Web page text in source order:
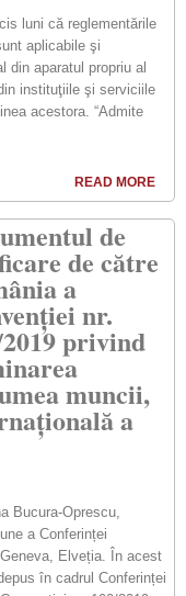
luni că reglementările
aplicabile şi
din aparatul propriu al
instituţiile şi serviciile
acestora. “Admite
READ MORE
de
de către
a
nr.
privind
muncii,
a
Bucura-Oprescu,
a Conferinței
Elveția. În acest
în cadrul Conferinței